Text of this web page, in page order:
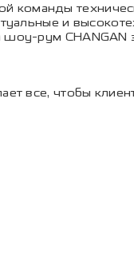
команды
и
рум CHANGAN
все, чтобы